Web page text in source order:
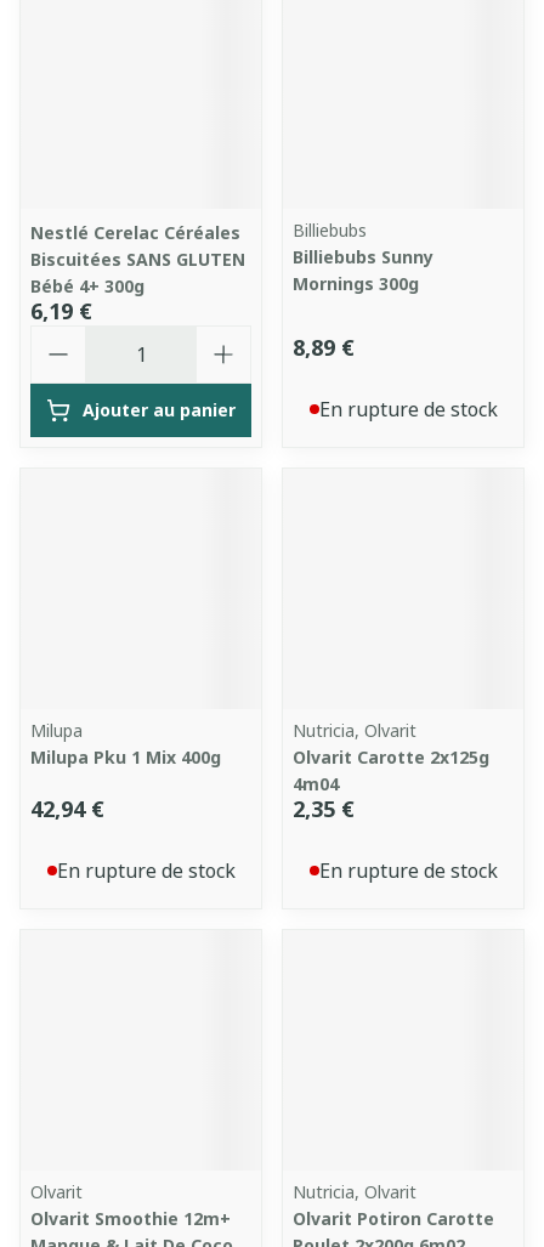
Nestlé Cerelac Céréales
Biscuitées SANS GLUTEN
Bébé 4+ 300g
6,19 €
Ajouter au panier
Billiebubs
Billiebubs Sunny
Mornings 300g
8,89 €
En rupture de stock
Milupa
Milupa Pku 1 Mix 400g
42,94 €
En rupture de stock
Nutricia, Olvarit
Olvarit Carotte 2x125g
4m04
2,35 €
En rupture de stock
Olvarit
Olvarit Smoothie 12m+
Nutricia, Olvarit
Olvarit Potiron Carotte